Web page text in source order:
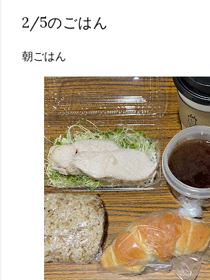
2/5のごはん
朝ごはん